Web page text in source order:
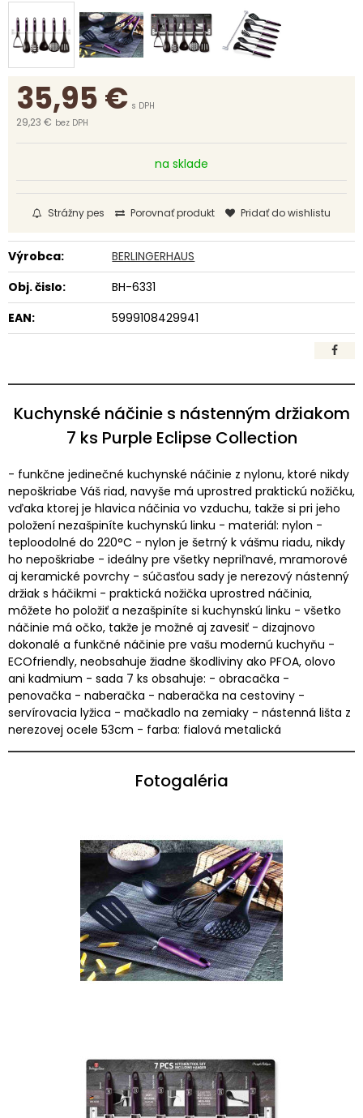
35,95€ s DPH
29,23 € bez DPH
na sklade
Strážny pes Porovnať produkt Pridať do wishlistu
Výrobca:
BERLINGERHAUS
Obj. čislo:
BH-6331
EAN:
5999108429941
Kuchynské náčinie s nástenným držiakom
7 ks Purple Eclipse Collection
- funkčne jedinečné kuchynské náčinie z nylonu, ktoré nikdy
nepoškriabe Váš riad, navyše má uprostred praktickú nožičku,
vďaka ktorej je hlavica náčinia vo vzduchu, takže si pri jeho
položení nezašpiníte kuchynskú linku - materiál: nylon -
teploodolné do 220°C - nylon je šetrný k vášmu riadu, nikdy
ho nepoškriabe - ideálny pre všetky nepriľnavé, mramorové
aj keramické povrchy - súčasťou sady je nerezový nástenný
držiak s háčikmi - praktická nožička uprostred náčinia,
môžete ho položiť a nezašpiníte si kuchynskú linku - všetko
náčinie má očko, takže je možné aj zavesiť - dizajnovo
dokonalé a funkčné náčinie pre vašu modernú kuchyňu -
ECOfriendly, neobsahuje žiadne škodliviny ako PFOA, olovo
ani kadmium - sada 7 ks obsahuje: - obracačka -
penovačka - naberačka - naberačka na cestoviny -
servírovacia lyžica - mačkadlo na zemiaky - nástenná lišta z
nerezovej ocele 53cm - farba: fialová metalická
Fotogaléria